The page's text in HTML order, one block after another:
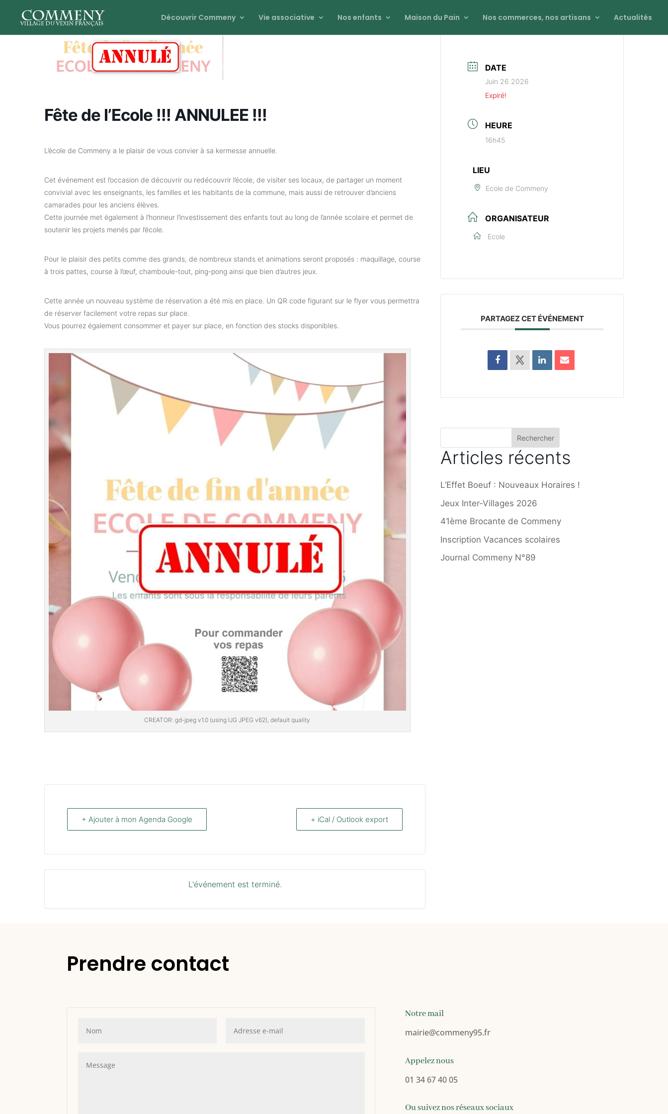
Découvrir Commeny Vie associative Nos enfants Maison du Pain Nos commerces, nos artisans Actualités
Fête de l’Ecole !!! ANNULEE !!!
L’école de Commeny a le plaisir de vous convier à sa kermesse annuelle.
Cet événement est l’occasion de découvrir ou redécouvrir l’école, de visiter ses locaux, de partager un moment
convivial avec les enseignants, les familles et les habitants de la commune, mais aussi de retrouver d’anciens
camarades pour les anciens élèves.
Cette journée met également à l’honneur l’investissement des enfants tout au long de l’année scolaire et permet de
soutenir les projets menés par l’école.
Pour le plaisir des petits comme des grands, de nombreux stands et animations seront proposés : maquillage, course
à trois pattes, course à l’œuf, chamboule-tout, ping-pong ainsi que bien d’autres jeux.
Cette année un nouveau système de réservation a été mis en place. Un QR code figurant sur le flyer vous permettra
de réserver facilement votre repas sur place.
Vous pourrez également consommer et payer sur place, en fonction des stocks disponibles.
CREATOR: gd-jpeg v1.0 (using IJG JPEG v62), default quality
+ Ajouter à mon Agenda Google + iCal / Outlook export
L'événement est terminé.
DATE
Juin 26 2026
Expiré!
HEURE
16h45
LIEU
Ecole de Commeny
ORGANISATEUR
Ecole
PARTAGEZ CET ÉVÉNEMENT
Rechercher
Articles récents
L’Effet Boeuf : Nouveaux Horaires !
Jeux Inter-Villages 2026
41ème Brocante de Commeny
Inscription Vacances scolaires
Journal Commeny N°89
Prendre contact
Notre mail
mairie@commeny95.fr
Appelez nous
01 34 67 40 05
Ou suivez nos réseaux sociaux